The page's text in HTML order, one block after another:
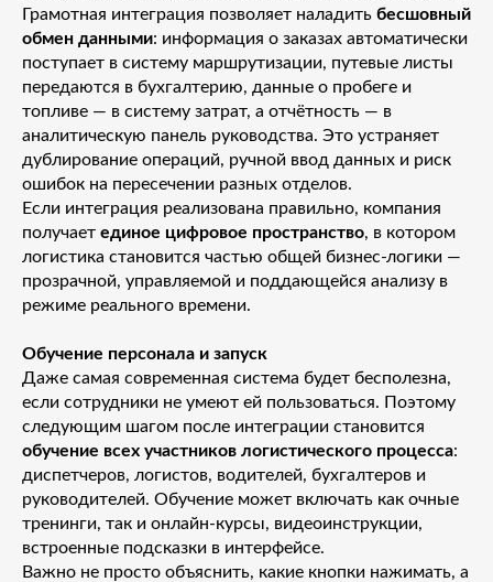
Грамотная интеграция позволяет наладить бесшовный
обмен данными: информация о заказах автоматически
поступает в систему маршрутизации, путевые листы
передаются в бухгалтерию, данные о пробеге и
топливе — в систему затрат, а отчётность — в
аналитическую панель руководства. Это устраняет
дублирование операций, ручной ввод данных и риск
ошибок на пересечении разных отделов.
Если интеграция реализована правильно, компания
получает единое цифровое пространство, в котором
логистика становится частью общей бизнес-логики —
прозрачной, управляемой и поддающейся анализу в
режиме реального времени.
Обучение персонала и запуск
Даже самая современная система будет бесполезна,
если сотрудники не умеют ей пользоваться. Поэтому
следующим шагом после интеграции становится
обучение всех участников логистического процесса:
диспетчеров, логистов, водителей, бухгалтеров и
руководителей. Обучение может включать как очные
тренинги, так и онлайн-курсы, видеоинструкции,
встроенные подсказки в интерфейсе.
Важно не просто объяснить, какие кнопки нажимать, а